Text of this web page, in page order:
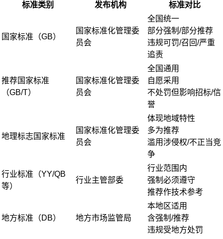
标准类别 发布机构 标准对比
国家标准（GB）
国家标准化管理委
员会
全国统一
部分强制/部分推荐
违规可罚/召回/严重
追责
推荐国家标准
（GB/T）
国家标准化管理委
员会
全国通用
自愿采用
不处罚但影响招标/信
誉
地理标志国家标准
国家标准化管理委
员会
体现地域特性
多为推荐
滥用涉侵权/不正当竞
争
行业标准（YY/QB
等）
行业主管部委
行业范围内
强制必须遵守
推荐作技术参考
地方标准（DB） 地方市场监管局
本地区适用
含强制/推荐
违规受地方处罚